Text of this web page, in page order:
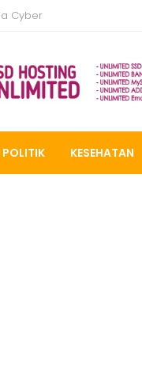
Cyber
POLITIK KESEHATAN